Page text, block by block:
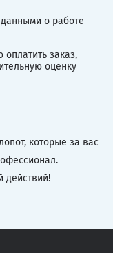
о работе
оплатить заказ,
оценку
которые за вас
действий!